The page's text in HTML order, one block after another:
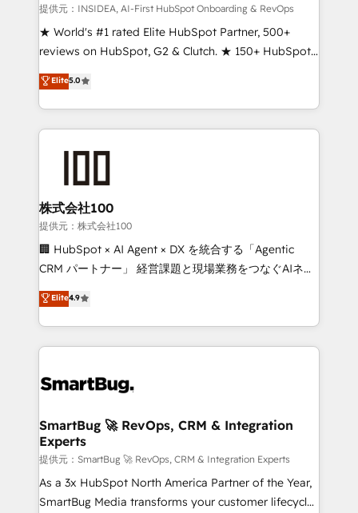
提供元：INSIDEA, AI-First HubSpot Onboarding & RevOps
★ World's #1 rated Elite HubSpot Partner, 500+
reviews on HubSpot, G2 & Clutch. ★ 150+ HubSpot
Certified Experts & Trainers across the team ★
1,500+ implementations across five continents ★ AI-
First, RevOps-led, Onboarding obsessed ★
Company of the Year 2024/25 INSIDEA helps
and build AI-powered workflows that drive adoption
from week one, in your time zone. What we do ➤
Onboarding: Live in weeks, with workflows built
around your business, not a template. ➤ Migration:
Move from any legacy CRM. Zero downtime, full data
run your revenue process. Sales, marketing, and
service wired together. ➤ AI and Integrations: Layer
tune-ups, feature rollouts, adoption coaching. Buying
HubSpot, switching to it, or reviving a stale portal?
We are built for the work.
Elite5.0
株式会社100
提供元：株式会社100
🏢 HubSpot × AI Agent × DX を統合する「Agentic
CRM パートナー」 経営課題と現場業務をつなぐAIネイ
ティブ・エージェンシーとして、HubSpot Eliteの実装
力で顧客フロント業務を再設計します。 💡 100inc は何
をする会社か？ HubSpotを共通基盤に、AIエージェン
トを組み込んだ顧客フロント業務（マーケティング・営
ィブ・エージェンシーです。事業部・グループ会社・部
を、CRMを軸とした全社共通基盤に再構築します。意
思決定者・PMO・現場担当者に並走します。 1️⃣
HubSpot導入・活用支援 顧客データの一元化から、
GTMの見える化・自動化まで。全Hub統合運用、デー
タ品質設計、グループ横断のCRM統合に対応します。
Elite4.9
SmartBug 🚀 RevOps, CRM & Integration
Experts
提供元：SmartBug 🚀 RevOps, CRM & Integration Experts
As a 3x HubSpot North America Partner of the Year,
SmartBug Media transforms your customer lifecycle